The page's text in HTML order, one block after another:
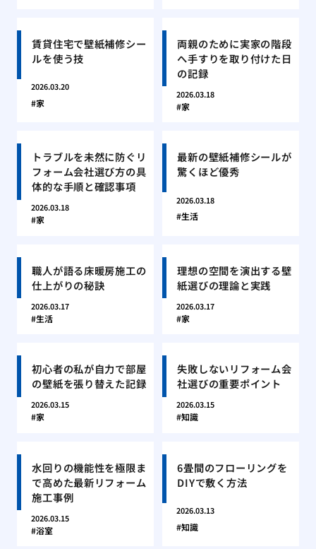
賃貸住宅で壁紙補修シー
ルを使う技
2026.03.20
家
両親のために実家の階段
へ手すりを取り付けた日
の記録
2026.03.18
家
トラブルを未然に防ぐリ
フォーム会社選び方の具
体的な手順と確認事項
2026.03.18
家
最新の壁紙補修シールが
驚くほど優秀
2026.03.18
生活
職人が語る床暖房施工の
仕上がりの秘訣
2026.03.17
生活
理想の空間を演出する壁
紙選びの理論と実践
2026.03.17
家
初心者の私が自力で部屋
の壁紙を張り替えた記録
2026.03.15
家
失敗しないリフォーム会
社選びの重要ポイント
2026.03.15
知識
水回りの機能性を極限ま
で高めた最新リフォーム
施工事例
2026.03.15
浴室
6畳間のフローリングを
DIYで敷く方法
2026.03.13
知識